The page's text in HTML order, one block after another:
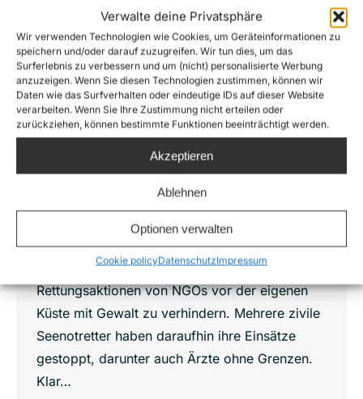
Verwalte deine Privatsphäre
Wir verwenden Technologien wie Cookies, um Geräteinformationen zu
speichern und/oder darauf zuzugreifen. Wir tun dies, um das
Surferlebnis zu verbessern und um (nicht) personalisierte Werbung
anzuzeigen. Wenn Sie diesen Technologien zustimmen, können wir
Daten wie das Surfverhalten oder eindeutige IDs auf dieser Website
verarbeiten. Wenn Sie Ihre Zustimmung nicht erteilen oder
zurückziehen, können bestimmte Funktionen beeinträchtigt werden.
Akzeptieren
Ablehnen
Optionen verwalten
Cookie policyDatenschutzImpressum
„Italien und Libyen verletzen das
Menschenrecht auf Ausreise“
Es weht ein anderer Wind an Europas
Seegrenzen. Die Beschlagnahmung des
Rettungsschiffs ‚IUVENTA‘ schien der
Höhepunkt der Eskalation um die
Mittelmeerroute zu sein – bis Libyen
vergangene Woche angedroht hat,
Rettungsaktionen von NGOs vor der eigenen
Küste mit Gewalt zu verhindern. Mehrere zivile
Seenotretter haben daraufhin ihre Einsätze
gestoppt, darunter auch Ärzte ohne Grenzen.
Klar…